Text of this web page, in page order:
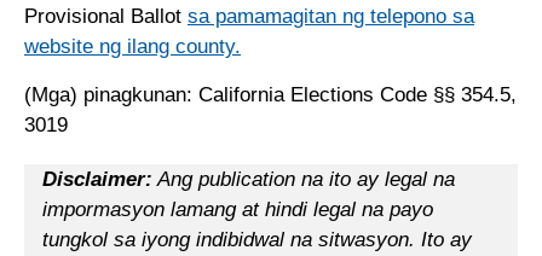
Provisional Ballot sa pamamagitan ng telepono sa
website ng ilang county.
(Mga) pinagkunan: California Elections Code §§ 354.5,
3019
Disclaimer: Ang publication na ito ay legal na
impormasyon lamang at hindi legal na payo
tungkol sa iyong indibidwal na sitwasyon. Ito ay